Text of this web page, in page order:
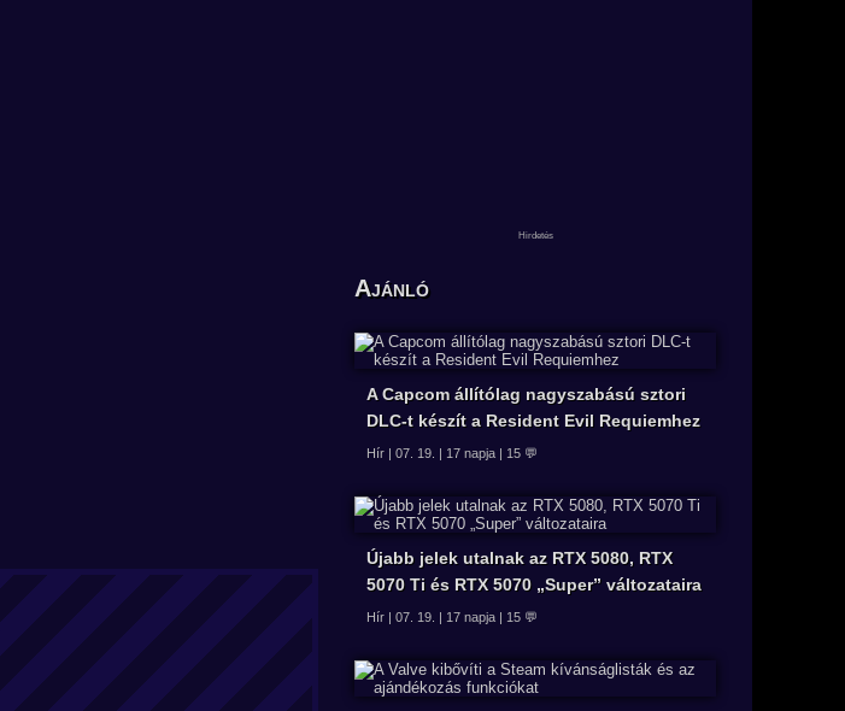
Ajánló
A Capcom állítólag nagyszabású sztori
DLC-t készít a Resident Evil Requiemhez
Hír | 07. 19. | 17 napja | 15 💬
Újabb jelek utalnak az RTX 5080, RTX
5070 Ti és RTX 5070 „Super” változataira
Hír | 07. 19. | 17 napja | 15 💬